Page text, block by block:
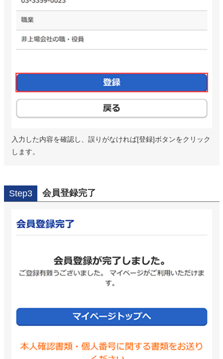
入力した内容を確認し、誤りがなければ[登録]ボタンをクリック
します。
Step3 会員登録完了